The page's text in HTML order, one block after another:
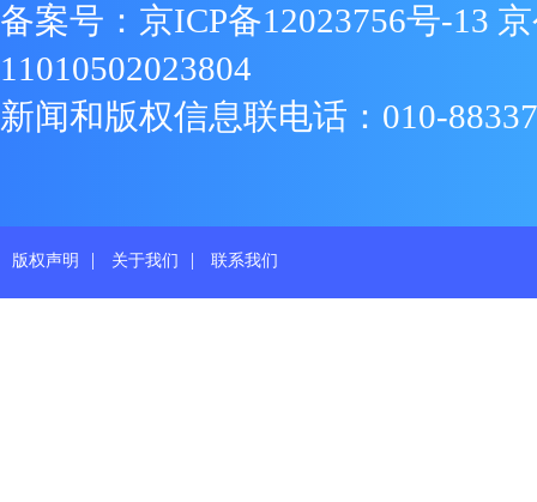
备案号： 京ICP备12023756号-13
11010502023804
新闻和版权信息联电话：010-
版权声明 | 关于我们 | 联系我们